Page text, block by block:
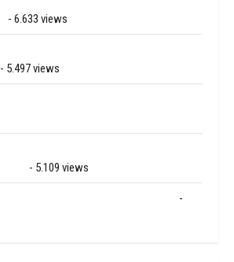
- 6.633 views
- 5.497 views
- 5.109 views
-